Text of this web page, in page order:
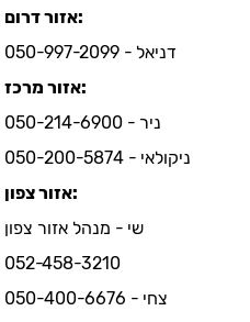
אזור דרום:
דניאל - 050-997-2099
אזור מרכז:
ניר - 050-214-6900
ניקולאי - 050-200-5874
אזור צפון:
שי - מנהל אזור צפון
052-458-3210
צחי - 050-400-6676